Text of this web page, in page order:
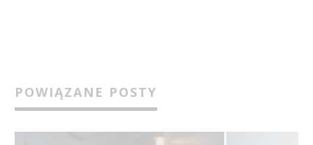
POWIĄZANE POSTY